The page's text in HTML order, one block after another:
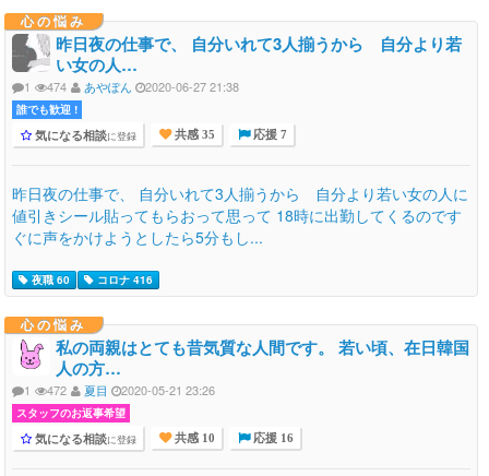
心の悩み
昨日夜の仕事で、 自分いれて3人揃うから 自分より若
い女の人…
1 474 あやぽん 2020-06-27 21:38
誰でも歓迎 !
気になる相談に登録 共感 35 応援 7
昨日夜の仕事で、 自分いれて3人揃うから 自分より若い女の人に
値引きシール貼ってもらおって思って 18時に出勤してくるのです
ぐに声をかけようとしたら5分もし...
夜職 60 コロナ 416
心の悩み
私の両親はとても昔気質な人間です。 若い頃、在日韓国
人の方…
1 472 夏目 2020-05-21 23:26
スタッフのお返事希望
気になる相談に登録 共感 10 応援 16